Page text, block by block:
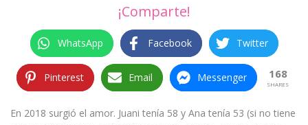
¡Comparte!
WhatsApp Facebook Twitter
Pinterest Email Messenger 168
SHARES
En 2018 surgió el amor. Juani tenía 58 y Ana tenía 53 (si no tiene